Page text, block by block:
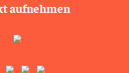
aufnehmen